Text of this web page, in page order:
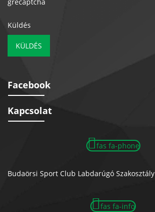
Küldés
KÜLDÉS
Facebook
Kapcsolat
fas fa-phone
Budaörsi Sport Club Labdarúgó Szakosztály
fas fa-info